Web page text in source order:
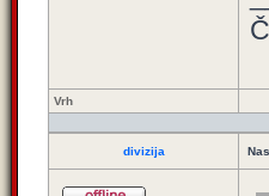
Vrh
divizija